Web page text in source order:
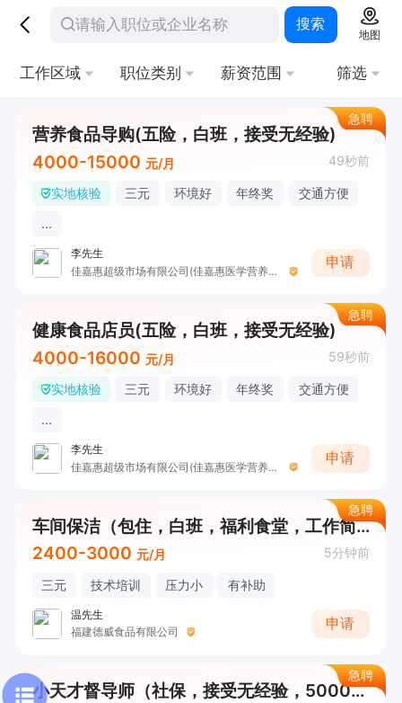
搜索
地图
工作区域 职位类别 薪资范围 筛选
急聘
营养食品导购(五险，白班，接受无经验)
4000-15000 元/月 49秒前
实地核验 三元 环境好 年终奖
交通方便
...
李先生
佳嘉惠超级市场有限公司(佳嘉惠医学营养中心)
申请
急聘
健康食品店员(五险，白班，接受无经验)
4000-16000 元/月 59秒前
实地核验 三元 环境好 年终奖
交通方便
...
李先生
佳嘉惠超级市场有限公司(佳嘉惠医学营养中心)
申请
急聘
车间保洁（包住，白班，福利食堂，工作简单轻松）
2400-3000 元/月 5分钟前
三元 技术培训 压力小 有补助
温先生
福建德威食品有限公司
申请
急聘
小天才督导师（社保，接受无经验，5000+）